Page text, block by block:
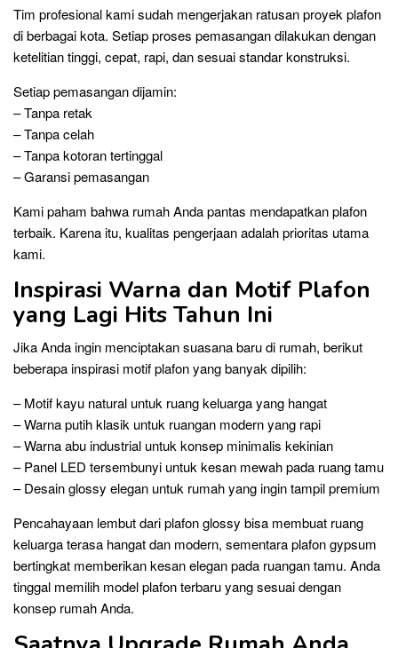
Tim profesional kami sudah mengerjakan ratusan proyek plafon
di berbagai kota. Setiap proses pemasangan dilakukan dengan
ketelitian tinggi, cepat, rapi, dan sesuai standar konstruksi.
Setiap pemasangan dijamin:
– Tanpa retak
– Tanpa celah
– Tanpa kotoran tertinggal
– Garansi pemasangan
Kami paham bahwa rumah Anda pantas mendapatkan plafon
terbaik. Karena itu, kualitas pengerjaan adalah prioritas utama
kami.
Inspirasi Warna dan Motif Plafon
yang Lagi Hits Tahun Ini
Jika Anda ingin menciptakan suasana baru di rumah, berikut
beberapa inspirasi motif plafon yang banyak dipilih:
– Motif kayu natural untuk ruang keluarga yang hangat
– Warna putih klasik untuk ruangan modern yang rapi
– Warna abu industrial untuk konsep minimalis kekinian
– Panel LED tersembunyi untuk kesan mewah pada ruang tamu
– Desain glossy elegan untuk rumah yang ingin tampil premium
Pencahayaan lembut dari plafon glossy bisa membuat ruang
keluarga terasa hangat dan modern, sementara plafon gypsum
bertingkat memberikan kesan elegan pada ruangan tamu. Anda
tinggal memilih model plafon terbaru yang sesuai dengan
konsep rumah Anda.